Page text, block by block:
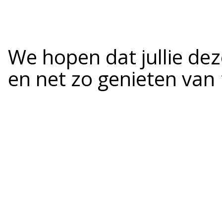
We hopen dat jullie
en net zo genieten van